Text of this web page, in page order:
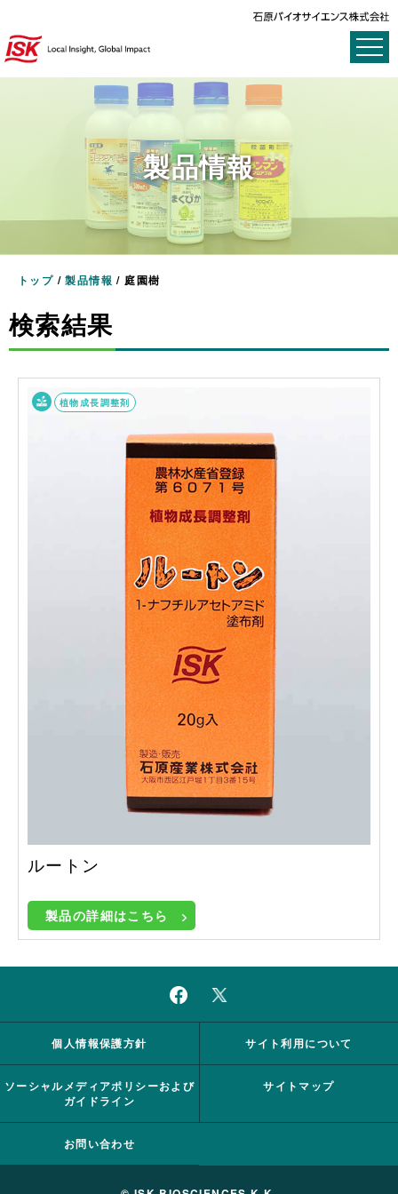
製品情報
トップ /製品情報 / 庭園樹
検索結果
植物成長調整剤
ルートン
製品の詳細はこちら
個人情報保護方針 サイト利用について
ソーシャルメディアポリシーおよび
ガイドライン
サイトマップ
お問い合わせ